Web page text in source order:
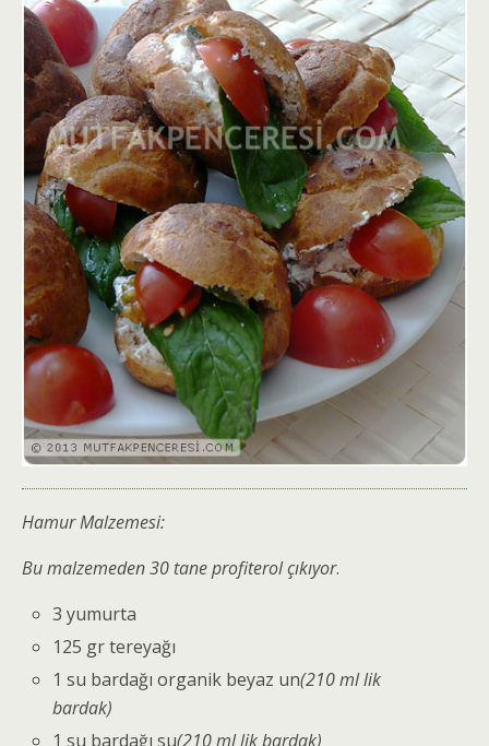
Hamur Malzemesi:
Bu malzemeden 30 tane profiterol çıkıyor.
3 yumurta
125 gr tereyağı
1 su bardağı organik beyaz un(210 ml lik
bardak)
1 su bardağı su(210 ml lik bardak)